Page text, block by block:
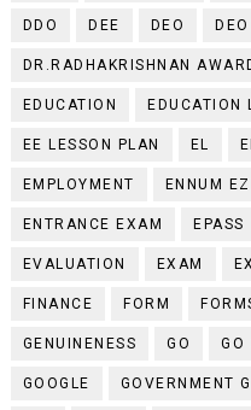
DDO DEE DEO
DR.RADHAKRISHNAN
EDUCATION EDUCATION
EE LESSON PLAN EL
EMPLOYMENT ENNUM
ENTRANCE EXAM EPASS
EVALUATION EXAM
FINANCE FORM
GENUINENESS GO GO
GOOGLE GOVERNMENT